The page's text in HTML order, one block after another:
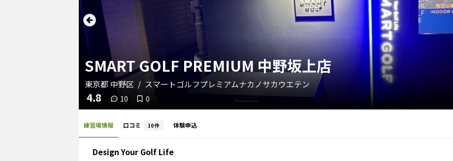
SMART GOLF PREMIUM 中野坂上店
東京都 中野区 / スマートゴルフプレミアムナカノサカウエテン
4.8 10 0
練習場情報 口コミ 10件 体験申込
Design Your Golf Life